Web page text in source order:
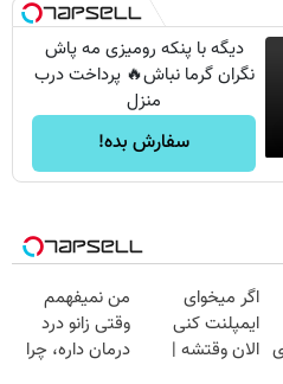
دیگه با پنکه رومیزی مه پاش
نگران گرما نباش🔥 پرداخت درب
منزل
سفارش بده!
اگر میخوای
ایمپلنت کنی
الان وقتشه |
من نمیفهمم
وقتی زانو درد
درمان داره، چرا